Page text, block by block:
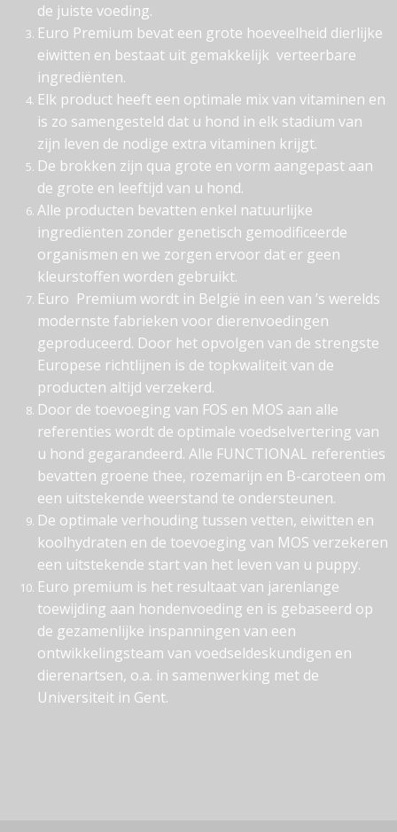
de juiste voeding.
Euro Premium bevat een grote hoeveelheid dierlijke
eiwitten en bestaat uit gemakkelijk verteerbare
ingrediënten.
Elk product heeft een optimale mix van vitaminen en
is zo samengesteld dat u hond in elk stadium van
zijn leven de nodige extra vitaminen krijgt.
De brokken zijn qua grote en vorm aangepast aan
de grote en leeftijd van u hond.
Alle producten bevatten enkel natuurlijke
ingrediënten zonder genetisch gemodificeerde
organismen en we zorgen ervoor dat er geen
kleurstoffen worden gebruikt.
Euro Premium wordt in België in een van ’s werelds
modernste fabrieken voor dierenvoedingen
geproduceerd. Door het opvolgen van de strengste
Europese richtlijnen is de topkwaliteit van de
producten altijd verzekerd.
Door de toevoeging van FOS en MOS aan alle
referenties wordt de optimale voedselvertering van
u hond gegarandeerd. Alle FUNCTIONAL referenties
bevatten groene thee, rozemarijn en B-caroteen om
een uitstekende weerstand te ondersteunen.
De optimale verhouding tussen vetten, eiwitten en
koolhydraten en de toevoeging van MOS verzekeren
een uitstekende start van het leven van u puppy.
Euro premium is het resultaat van jarenlange
toewijding aan hondenvoeding en is gebaseerd op
de gezamenlijke inspanningen van een
ontwikkelingsteam van voedseldeskundigen en
dierenartsen, o.a. in samenwerking met de
Universiteit in Gent.